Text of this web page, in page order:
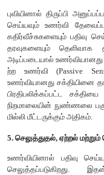
வளிமண்டல
மின் காந்த
குறிக்கும்.